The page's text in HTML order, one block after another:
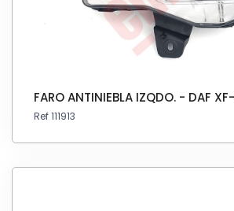
FARO ANTINIEBLA IZQDO. - DAF
Ref 111913